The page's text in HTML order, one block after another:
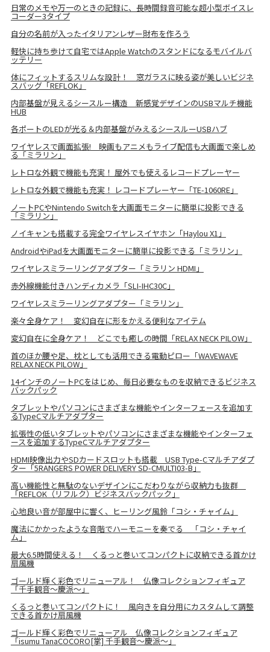
日常のメモや万一のときの記録に、長時間録音可能な超小型ボイスレ
コーダー3タイプ
自分の名前が入ったイタリアンレザー財布を作ろう
軽快に持ち歩けて自宅ではApple Watchのスタンドになるモバイルバ
ッテリー
体にフィットするスリムな設計！ 窓ガラスに映る姿が美しいビジネ
スバッグ「REFLOK」
内部基盤が見えるシースルー構造 新感覚デザインのUSBマルチ機能
HUB
各ポートのLEDが光る＆内部基盤がみえるシースルーUSBハブ
ワイヤレスで画面拡張! 映画もアニメもライブ配信も大画面で楽しめ
る「ミラリン」
レトロな外観で機能も充実！ 屋外でも使えるレコードプレーヤー
レトロな外観で機能も充実！ レコードプレーヤー「TE-1060RE」
ノートPCやNintendo Switchを大画面モニターに簡単に投影できる
「ミラリン」
ノイキャンも搭載する完全ワイヤレスイヤホン「Haylou X1」
AndroidやiPadを大画面モニターに簡単に投影できる「ミラリン」
ワイヤレスミラーリングアダプター「ミラリン HDMI」
赤外線機能付きハンディカメラ「SLI-IHC30C」
ワイヤレスミラーリングアダプター「ミラリン」
楽々全身ケア！ 変幻自在に形をかえる便利なアイテム
変幻自在に全身ケア！ どこでも癒しの時間「RELAX NECK PILOW」
首のほか腰や足、枕としても活用できる電動ピロー「WAVEWAVE
RELAX NECK PILOW」
14インチのノートPCをはじめ、毎日必要なものを収納できるビジネス
バックパック
タブレットやパソコンにさまざまな機能やインターフェースを追加す
るTypeCマルチアダプター
拡張性の低いタブレットやパソコンにさまざまな機能やインターフェ
ースを追加するTypeCマルチアダプター
HDMI映像出力やSDカードスロットも搭載 USB Type-Cマルチアダプ
ター「5RANGERS POWER DELIVERY SD-CMULTI03-B」
高い機能性と無駄のないデザインにこだわりながら収納力も抜群
「REFLOK（リフルク）ビジネスバックパック」
心地良い音が部屋中に響く、ヒーリング風鈴「コシ・チャイム」
魔法にかかったような音階でハーモニーを奏でる 「コシ・チャイ
ム」
最大6.5時間使える！ くるっと巻いてコンパクトに収納できる首かけ
扇風機
ゴールド輝く彩色でリニューアル！ 仏像コレクションフィギュア
「千手観音～慶派～」
くるっと巻いてコンパクトに！ 風向きを自分用にカスタムして調整
できる首かけ扇風機
ゴールド輝く彩色でリニューアル 仏像コレクションフィギュア
「isumu TanaCOCORO[掌] 千手観音～慶派～」